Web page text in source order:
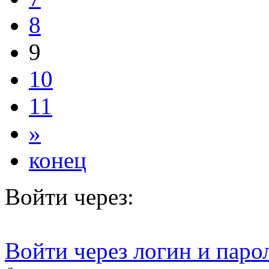
8
9
10
11
»
конец
Войти через:
Войти через логин и